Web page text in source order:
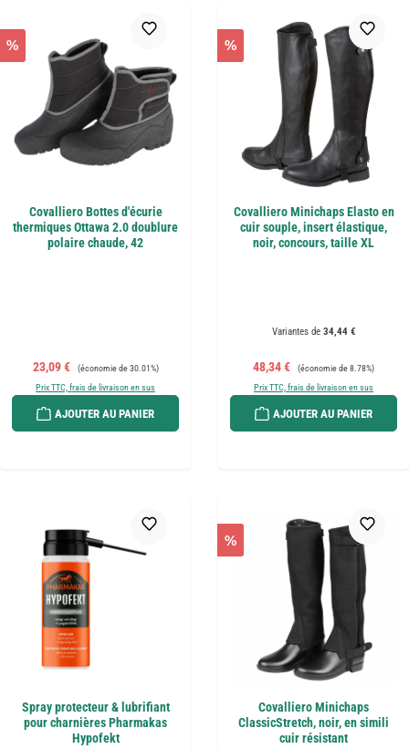
%
Covalliero Bottes d'écurie
thermiques Ottawa 2.0 doublure
polaire chaude, 42
Prix de vente :
23,09 € Prix régulier :
(économie de 30.01%)
Prix TTC, frais de livraison en sus
AJOUTER AU PANIER
%
Covalliero Minichaps Elasto en
cuir souple, insert élastique,
noir, concours, taille XL
Variantes de34,44 €
Prix de vente :
48,34 € Prix régulier :
(économie de 8.78%)
Prix TTC, frais de livraison en sus
AJOUTER AU PANIER
Spray protecteur & lubrifiant
pour charnières Pharmakas
Hypofekt
%
Covalliero Minichaps
ClassicStretch, noir, en simili
cuir résistant